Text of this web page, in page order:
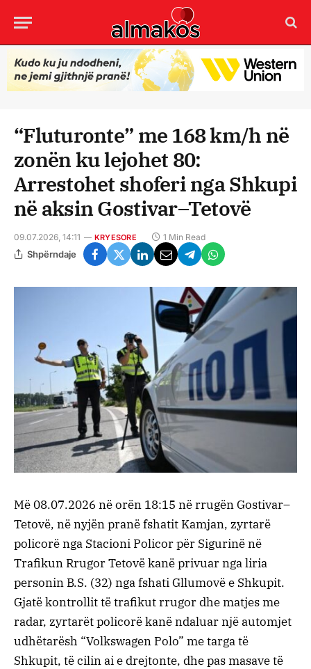
“Fluturonte” me 168 km/h në
zonën ku lejohet 80:
Arrestohet shoferi nga Shkupi
në aksin Gostivar–Tetovë
09.07.2026, 14:11 KRYESORE 1 Min Read
Shpërndaje
Më 08.07.2026 në orën 18:15 në rrugën Gostivar–
Tetovë, në nyjën pranë fshatit Kamjan, zyrtarë
policorë nga Stacioni Policor për Sigurinë në
Trafikun Rrugor Tetovë kanë privuar nga liria
personin B.S. (32) nga fshati Gllumovë e Shkupit.
Gjatë kontrollit të trafikut rrugor dhe matjes me
radar, zyrtarët policorë kanë ndaluar një automjet
udhëtarësh “Volkswagen Polo” me targa të
Shkupit, të cilin ai e drejtonte, dhe pas masave të